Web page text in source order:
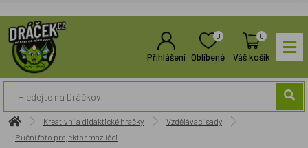
Přihlášení
0
Oblíbené
0
Váš košík
Kreativní a didaktické hračky
Vzdělávací sady
Ruční foto projektor mazlíčci